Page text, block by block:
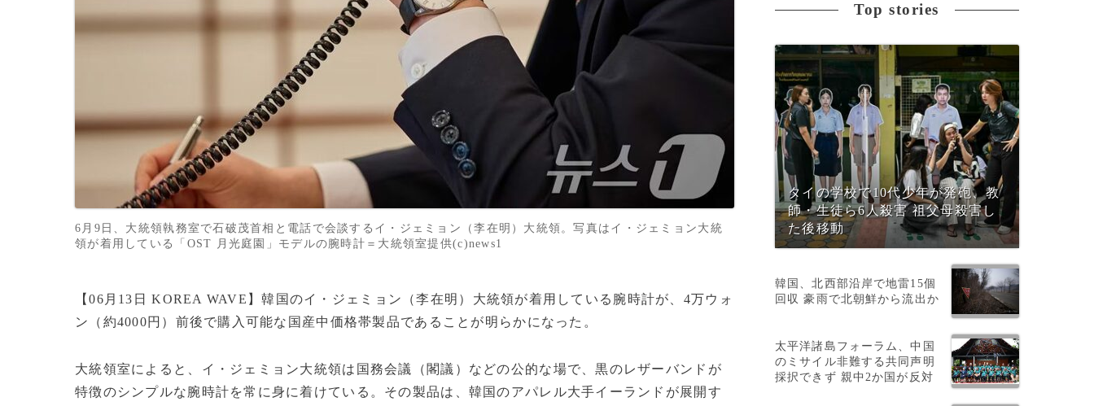
6月9日、大統領執務室で石破茂首相と電話で会談するイ・ジェミョン（李在明）大統領。写真はイ・ジェミョン大統
領が着用している「OST 月光庭園」モデルの腕時計＝大統領室提供(c)news1
【06月13日 KOREA WAVE】韓国のイ・ジェミョン（李在明）大統領が着用している腕時計が、4万ウォ
ン（約4000円）前後で購入可能な国産中価格帯製品であることが明らかになった。
大統領室によると、イ・ジェミョン大統領は国務会議（閣議）などの公的な場で、黒のレザーバンドが
特徴のシンプルな腕時計を常に身に着けている。その製品は、韓国のアパレル大手イーランドが展開す
Top stories
タイの学校で10代少年が発砲、教
師・生徒ら6人殺害 祖父母殺害し
た後移動
韓国、北西部沿岸で地雷15個
回収 豪雨で北朝鮮から流出か
太平洋諸島フォーラム、中国
のミサイル非難する共同声明
採択できず 親中2か国が反対